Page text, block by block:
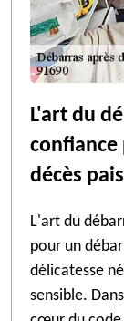
L'art du
confiance
décès
L'art du
pour un
délicatesse
sensible.